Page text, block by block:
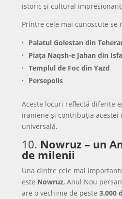
istoric și cultural
Printre cele mai cunoscute se
Palatul Golestan din
Piața Naqsh-e Jahan din
Templul de Foc din Yazd
Persepolis
Aceste locuri reflectă diferite
iraniene și contribuția acestei
universală.
10. Nowruz – un
de milenii
Una dintre cele mai
este Nowruz, Anul Nou
are o vechime de peste 3.000